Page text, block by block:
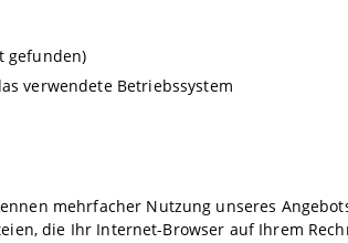
gefunden)
verwendete Betriebssystem
mehrfacher Nutzung unseres
die Ihr Internet-Browser auf Ihrem